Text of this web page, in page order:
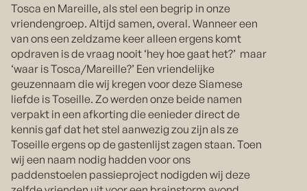
Tosca en Mareille, als stel een begrip in onze
vriendengroep. Altijd samen, overal. Wanneer een
van ons een zeldzame keer alleen ergens komt
opdraven is de vraag nooit ‘hey hoe gaat het?’ maar
‘waar is Tosca/Mareille?’ Een vriendelijke
geuzennaam die wij kregen voor deze Siamese
liefde is Toseille. Zo werden onze beide namen
verpakt in een afkorting die eenieder direct de
kennis gaf dat het stel aanwezig zou zijn als ze
Toseille ergens op de gastenlijst zagen staan. Toen
wij een naam nodig hadden voor ons
paddenstoelen passieproject nodigden wij deze